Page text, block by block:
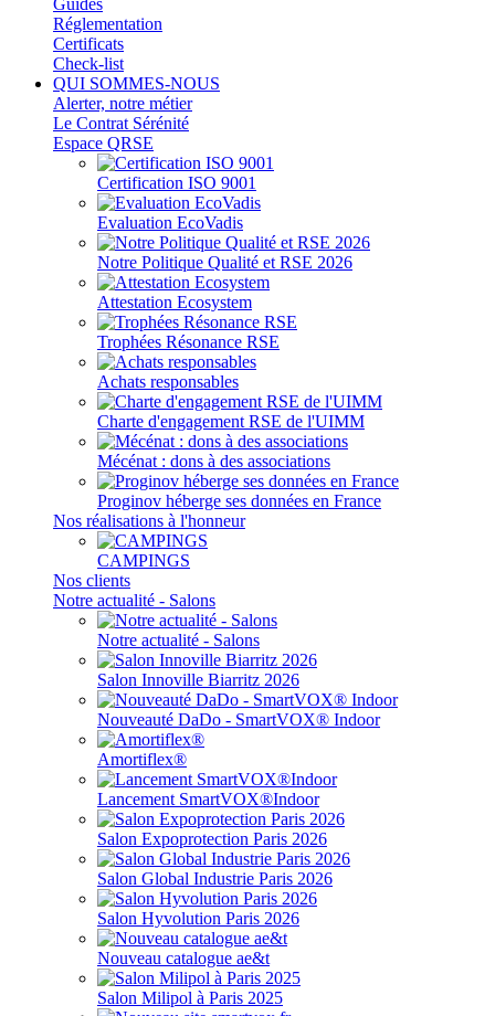
Guides
Réglementation
Certificats
Check-list
QUI SOMMES-NOUS
Alerter, notre métier
Le Contrat Sérénité
Espace QRSE
Certification ISO 9001
Evaluation EcoVadis
Notre Politique Qualité et RSE 2026
Attestation Ecosystem
Trophées Résonance RSE
Achats responsables
Charte d'engagement RSE de l'UIMM
Mécénat : dons à des associations
Proginov héberge ses données en France
Nos réalisations à l'honneur
CAMPINGS
Nos clients
Notre actualité - Salons
Notre actualité - Salons
Salon Innoville Biarritz 2026
Nouveauté DaDo - SmartVOX® Indoor
Amortiflex®
Lancement SmartVOX®Indoor
Salon Expoprotection Paris 2026
Salon Global Industrie Paris 2026
Salon Hyvolution Paris 2026
Nouveau catalogue ae&t
Salon Milipol à Paris 2025